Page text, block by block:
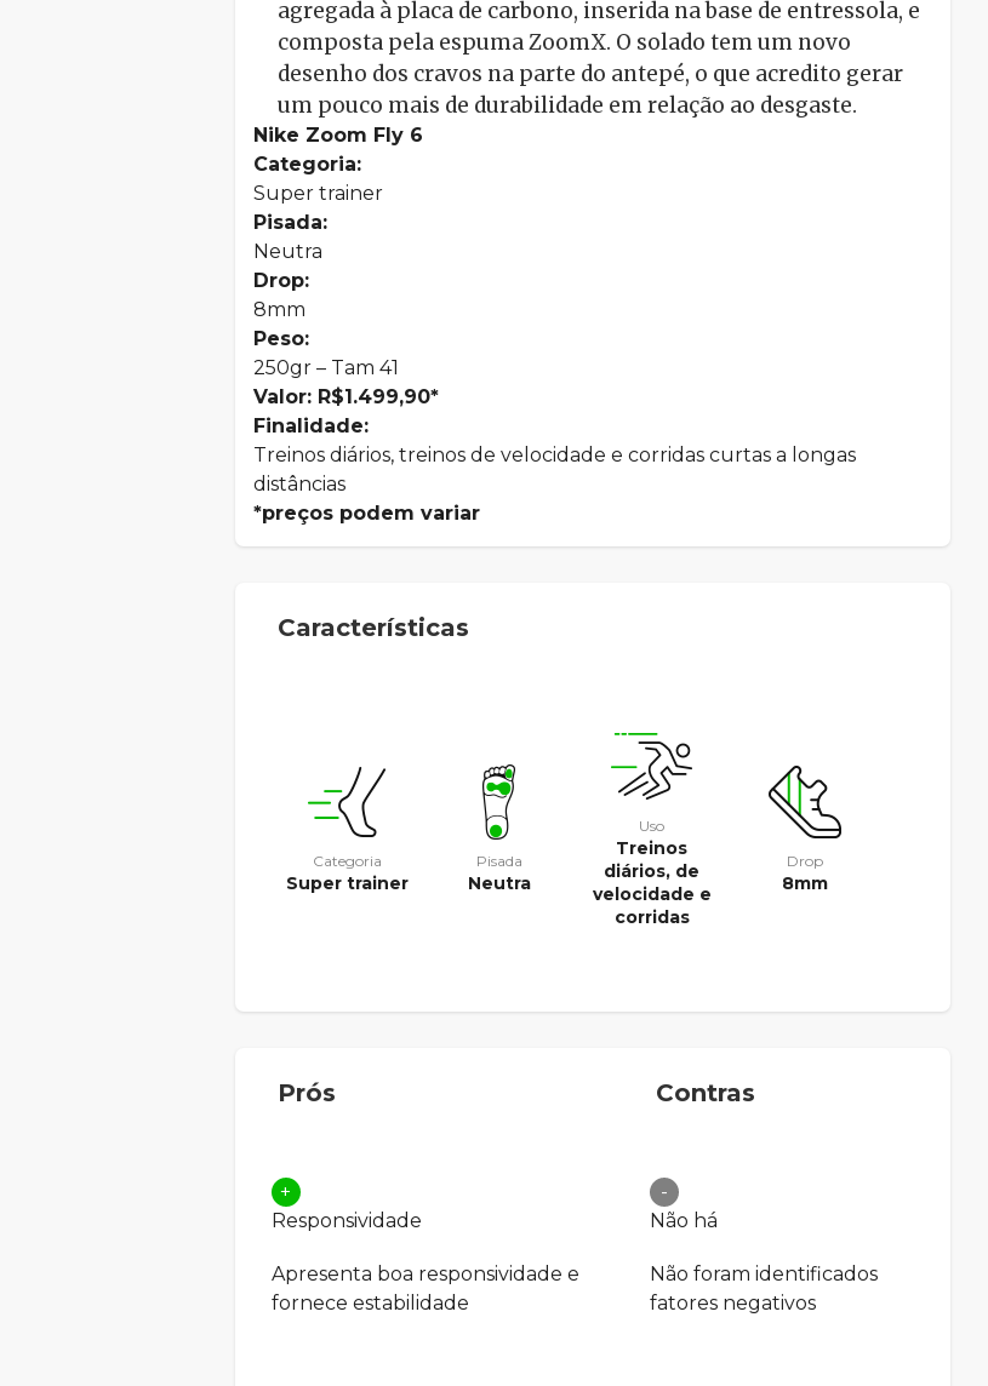
agregada à placa de carbono, inserida na base de entressola, e
composta pela espuma ZoomX. O solado tem um novo
desenho dos cravos na parte do antepé, o que acredito gerar
um pouco mais de durabilidade em relação ao desgaste.
Nike Zoom Fly 6
Categoria:
Super trainer
Pisada:
Neutra
Drop:
8mm
Peso:
250gr – Tam 41
Valor: R$1.499,90*
Finalidade:
Treinos diários, treinos de velocidade e corridas curtas a longas
distâncias
*preços podem variar
Características
Categoria
Super trainer
Pisada
Neutra
Uso
Treinos
diários, de
velocidade e
corridas
Drop
8mm
Prós
+
Responsividade
Apresenta boa responsividade e
fornece estabilidade
Contras
-
Não há
Não foram identificados
fatores negativos